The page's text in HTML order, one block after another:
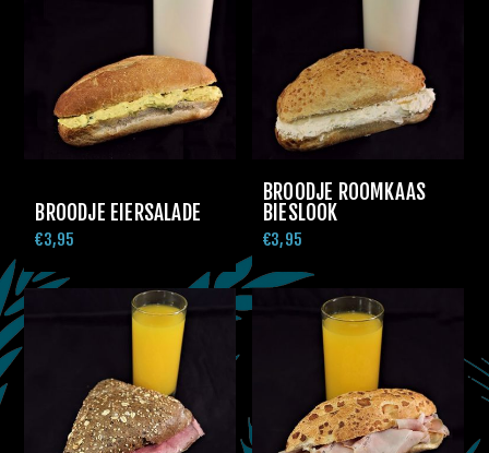
BROODJE EIERSALADE
€3,95
BROODJE ROOMKAAS
BIESLOOK
€3,95